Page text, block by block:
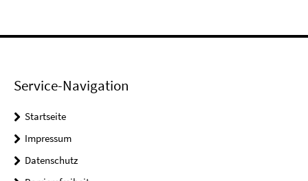
Service-Navigation
Startseite
Impressum
Datenschutz